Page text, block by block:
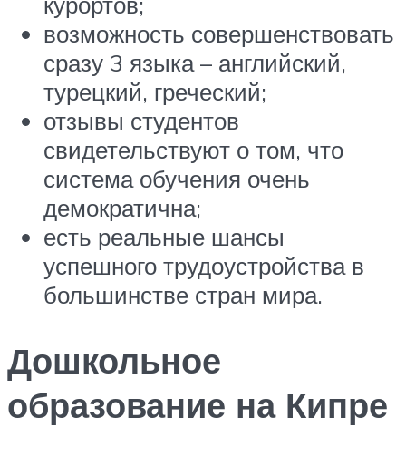
возможность совершенствовать
сразу 3 языка – английский,
турецкий, греческий;
отзывы студентов
свидетельствуют о том, что
система обучения очень
демократична;
есть реальные шансы
успешного трудоустройства в
большинстве стран мира.
Дошкольное
образование на Кипре